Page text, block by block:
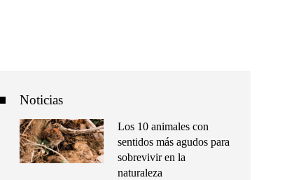
Noticias
Los 10 animales con
sentidos más agudos para
sobrevivir en la
naturaleza